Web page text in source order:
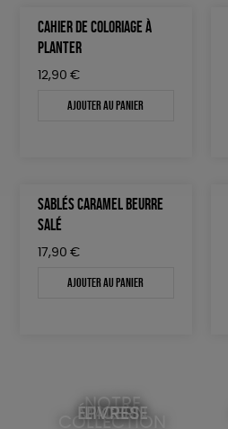
CAHIER DE COLORIAGE À
PLANTER
12,90 €
Ajouter au panier
SABLÉS CARAMEL BEURRE
SALÉ
17,90 €
Ajouter au panier
NOTRE
COLLECTION
MAISON
ÉPICERIE
LIVRES